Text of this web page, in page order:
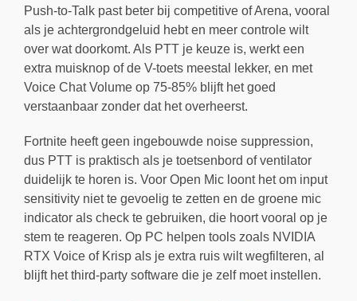
Push-to-Talk past beter bij competitive of Arena, vooral
als je achtergrondgeluid hebt en meer controle wilt
over wat doorkomt. Als PTT je keuze is, werkt een
extra muisknop of de V-toets meestal lekker, en met
Voice Chat Volume op 75-85% blijft het goed
verstaanbaar zonder dat het overheerst.
Fortnite heeft geen ingebouwde noise suppression,
dus PTT is praktisch als je toetsenbord of ventilator
duidelijk te horen is. Voor Open Mic loont het om input
sensitivity niet te gevoelig te zetten en de groene mic
indicator als check te gebruiken, die hoort vooral op je
stem te reageren. Op PC helpen tools zoals NVIDIA
RTX Voice of Krisp als je extra ruis wilt wegfilteren, al
blijft het third-party software die je zelf moet instellen.